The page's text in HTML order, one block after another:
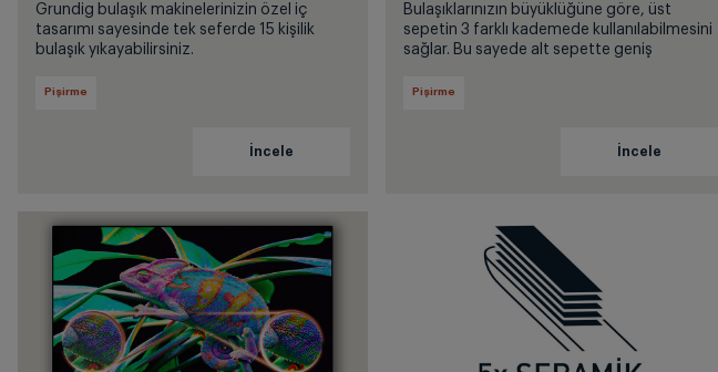
Grundig bulaşık makinelerinizin özel iç
tasarımı sayesinde tek seferde 15 kişilik
bulaşık yıkayabilirsiniz.
Pişirme
Bulaşıklarınızın büyüklüğüne göre, üst
sepetin 3 farklı kademede kullanılabilmesini
sağlar. Bu sayede alt sepette geniş
bardaklara yer açılır.
Pişirme